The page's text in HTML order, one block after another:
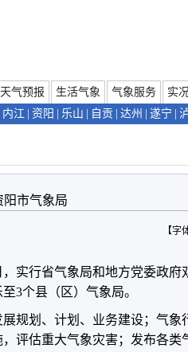
天气预报 生活气象 气象服务 实
内江 资阳 乐山 自贡 达州 遂宁
阳市气象局
【字
实行省气象局和地方党委政府
3个县（区）气象局。
规划、计划、业务建设；气象
评估重大气象灾害；发布各类